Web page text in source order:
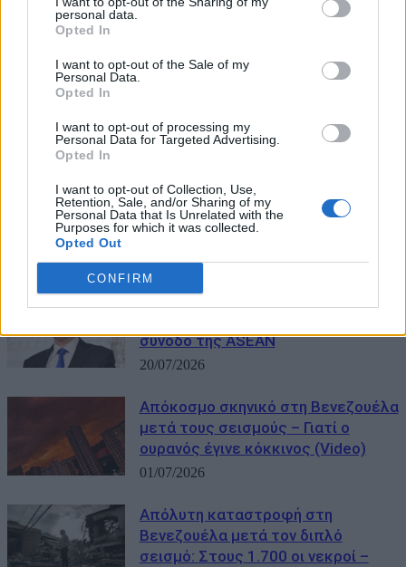
personal data.
Opted In
I want to opt-out of the Sale of my
Personal Data.
Opted In
I want to opt-out of processing my
Personal Data for Targeted Advertising.
Opted In
I want to opt-out of Collection, Use,
Retention, Sale, and/or Sharing of my
Personal Data that Is Unrelated with the
Purposes for which it was collected.
Opted Out
CONFIRM
ΜΠΟΡΕΙ ΝΑ ΣΑΣ ΕΝΔΙΑΦΕΡΕΙ
Ο Ρούμπιο ανοιχτός σε συνάντηση
σύνοδο της ASEAN
20/07/2026
Απόκοσμο σκηνικό στη Βενεζουέλα
μετά τους σεισμούς – Γιατί ο
ουρανός έγινε κόκκινος (Video)
01/07/2026
Απόλυτη καταστροφή στη
Βενεζουέλα μετά τον διπλό
σεισμό: Στους 1.700 οι νεκροί –